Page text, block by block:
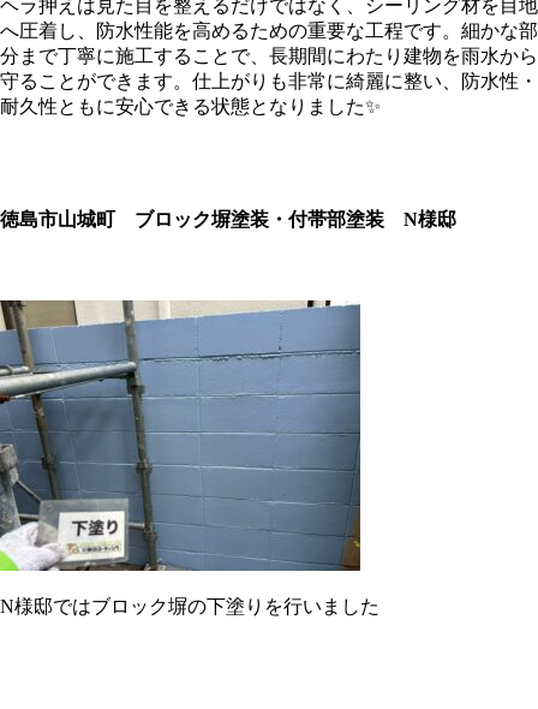
ヘラ押えは見た目を整えるだけではなく、シーリング材を目地
へ圧着し、防水性能を高めるための重要な工程です。細かな部
分まで丁寧に施工することで、長期間にわたり建物を雨水から
守ることができます。仕上がりも非常に綺麗に整い、防水性・
耐久性ともに安心できる状態となりました✨
徳島市山城町 ブロック塀塗装・付帯部塗装 N様邸
N様邸ではブロック塀の下塗りを行いました